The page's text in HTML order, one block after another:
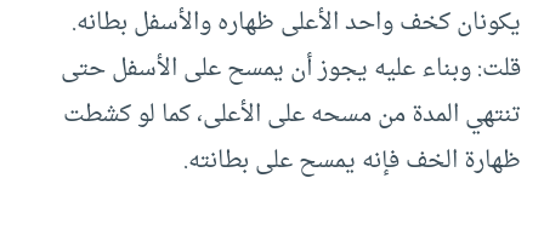
يكونان كخف واحد الأعلى ظهاره والأسفل بطانه.
قلت: وبناء عليه يجوز أن يمسح على الأسفل حتى
تنتهي المدة من مسحه على الأعلى، كما لو كشطت
ظهارة الخف فإنه يمسح على بطانته.